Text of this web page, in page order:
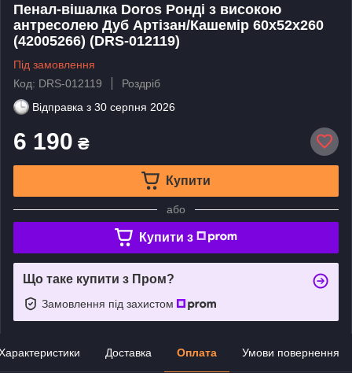
Пенал-вішалка Doros Ронді з високою
антресолею Дуб Артізан/Кашемір 60х52х260
(42005266) (DRS-012119)
Під замовлення
Код: DRS-012119
Роздріб
Відправка з 30 серпня 2026
6 190 ₴
Купити
або
Купити з
Що таке купити з Пром?
Замовлення під захистом
Доставка Оплата Умови повернення